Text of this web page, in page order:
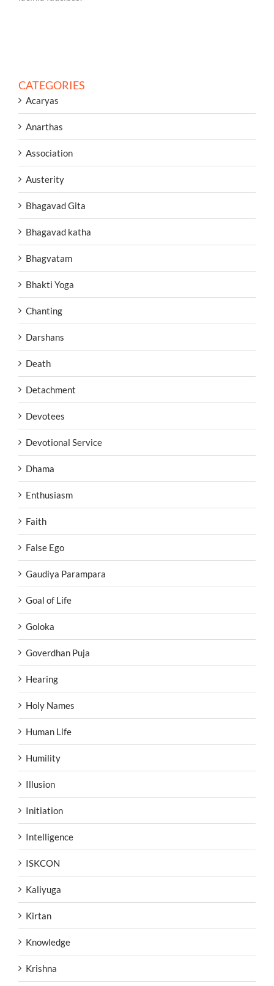
CATEGORIES
Acaryas
Anarthas
Association
Austerity
Bhagavad Gita
Bhagavad katha
Bhagvatam
Bhakti Yoga
Chanting
Darshans
Death
Detachment
Devotees
Devotional Service
Dhama
Enthusiasm
Faith
False Ego
Gaudiya Parampara
Goal of Life
Goloka
Goverdhan Puja
Hearing
Holy Names
Human Life
Humility
Illusion
Initiation
Intelligence
ISKCON
Kaliyuga
Kirtan
Knowledge
Krishna